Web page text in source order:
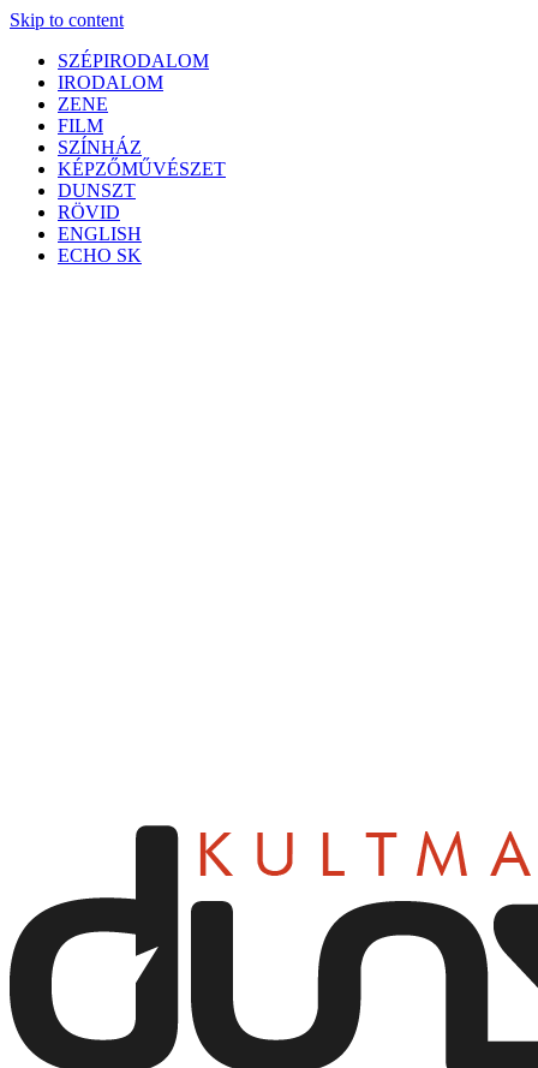
Skip to content
SZÉPIRODALOM
IRODALOM
ZENE
FILM
SZÍNHÁZ
KÉPZŐMŰVÉSZET
DUNSZT
RÖVID
ENGLISH
ECHO SK